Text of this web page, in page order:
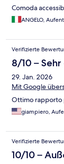
Comoda
ANGELO,
Verifizierte
8/10 –
29. Jan. 2026
Mit Google
Ottimo rapporto
giampiero,
Verifizierte
10/10 –